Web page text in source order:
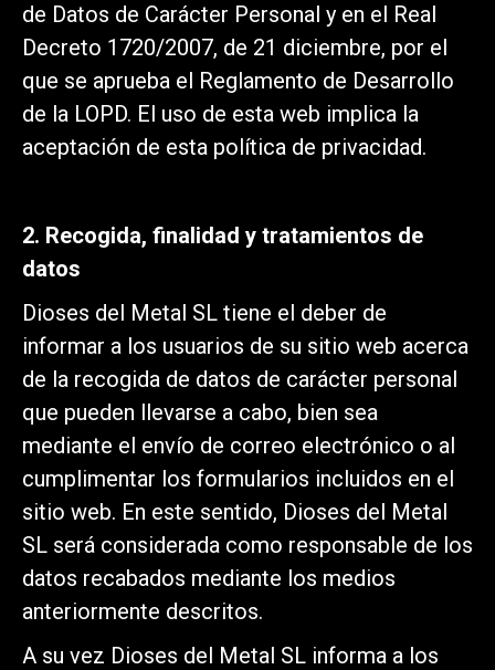
de Datos de Carácter Personal y en el Real
Decreto 1720/2007, de 21 diciembre, por el
que se aprueba el Reglamento de Desarrollo
de la LOPD. El uso de esta web implica la
aceptación de esta política de privacidad.
2. Recogida, finalidad y tratamientos de
datos
Dioses del Metal SL tiene el deber de
informar a los usuarios de su sitio web acerca
de la recogida de datos de carácter personal
que pueden llevarse a cabo, bien sea
mediante el envío de correo electrónico o al
cumplimentar los formularios incluidos en el
sitio web. En este sentido, Dioses del Metal
SL será considerada como responsable de los
datos recabados mediante los medios
anteriormente descritos.
A su vez Dioses del Metal SL informa a los